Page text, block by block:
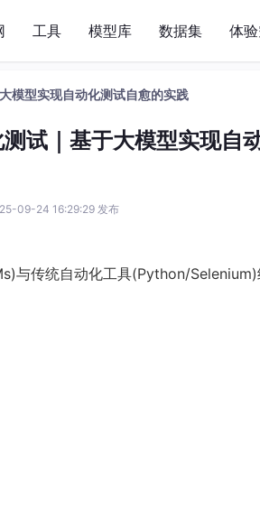
工具 模型库 数据集 体
模型实现自动化测试自愈的实践
试｜基于大模型实现自
09-24 16:29:29 发布
与传统自动化工具(Python/Selenium)